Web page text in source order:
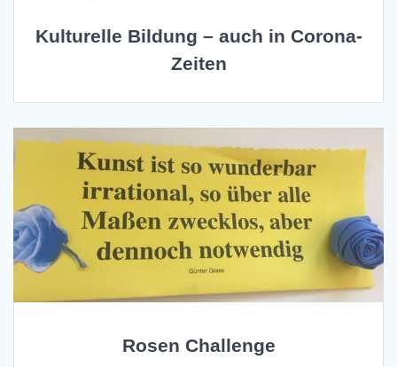
Kulturelle Bildung – auch in Corona-
Zeiten
Rosen Challenge